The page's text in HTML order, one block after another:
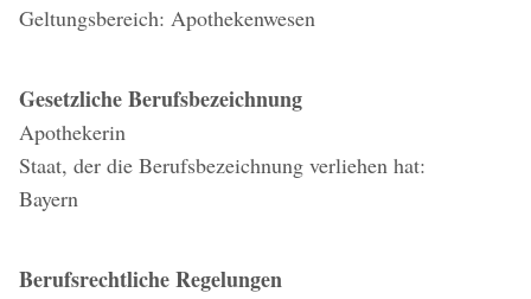
Geltungsbereich: Apothekenwesen
Gesetzliche Berufsbezeichnung
Apothekerin
Staat, der die Berufsbezeichnung verliehen hat:
Bayern
Berufsrechtliche Regelungen